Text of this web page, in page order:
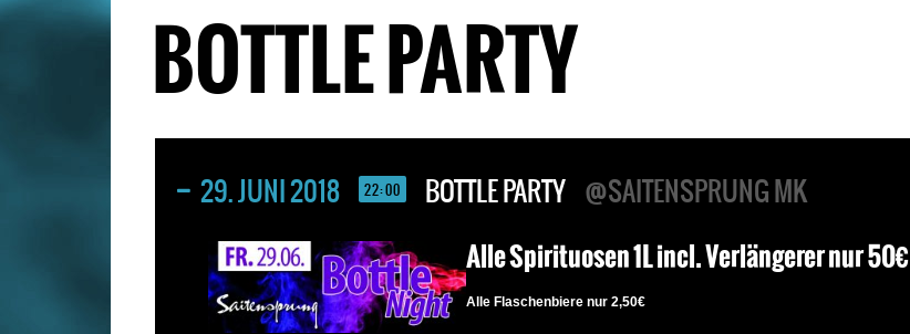
BOTTLE PARTY
29. JUNI 2018 22:00 BOTTLE PARTY @SAITENSPRUNG MK
Alle Spirituosen 1L incl. Verlängerer nur 50€
Alle Flaschenbiere nur 2,50€